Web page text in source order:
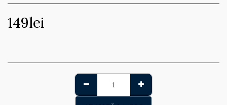
149lei